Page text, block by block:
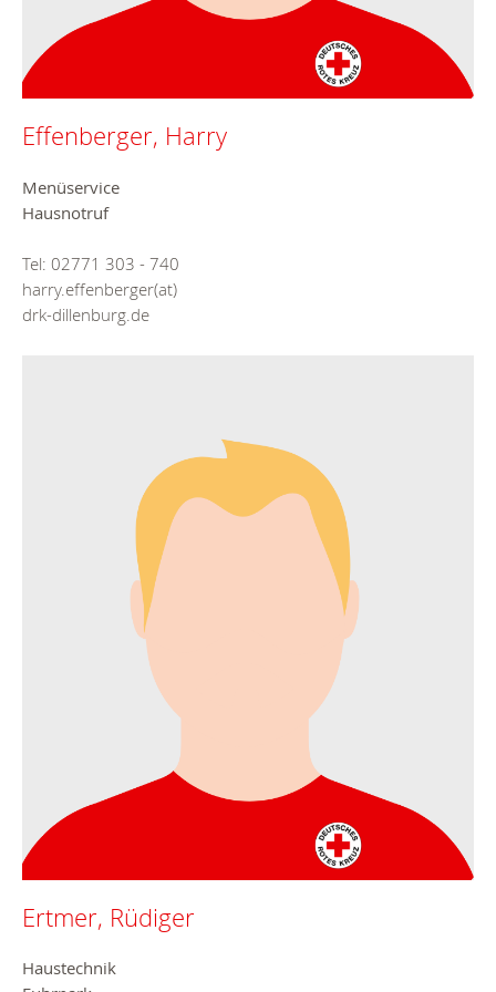
Effenberger, Harry
Menüservice
Hausnotruf
Tel: 02771 303 - 740
harry.effenberger(at)
drk-dillenburg.de
Ertmer, Rüdiger
Haustechnik